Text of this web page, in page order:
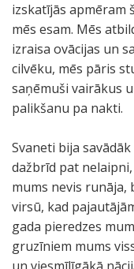
izskatījās apmēram
mēs esam. Mēs
izraisa ovācijas un
cilvēku, mēs pāris
saņēmuši vairākus
palikšanu pa nakti.
Svaneti bija
dažbrīd pat
mums nevis
virsū, kad
gada pieredzes
gruzīniem mums